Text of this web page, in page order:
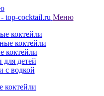
Меню
коктейли
коктейли
коктейли
для детей
с водкой